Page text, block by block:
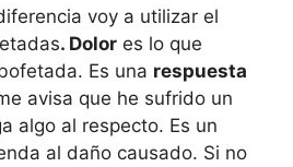
voy a utilizar el
. Dolor es lo que
Es una respuesta
avisa que he sufrido un
algo al respecto. Es un
al daño causado. Si no